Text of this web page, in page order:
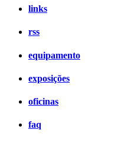
links
rss
equipamento
exposições
oficinas
faq